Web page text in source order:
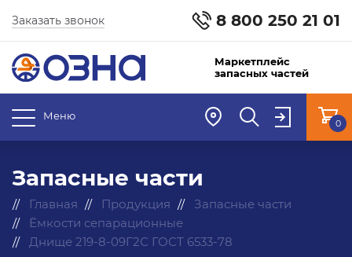
8 800 250 21 01
Заказать звонок
Маркетплейс
запасных частей
Меню
0
Запасные части
Главная Продукция
Запасные части
Ёмкости сепарационные
Днище 219-8-09Г2С ГОСТ 6533-78